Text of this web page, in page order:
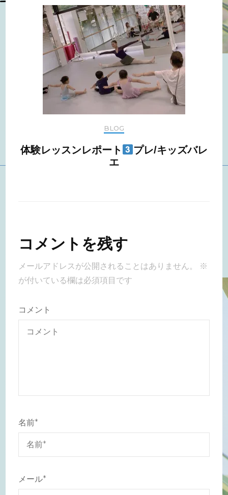
BLOG
体験レッスンレポート
プレ/キッズバレ
エ
コメントを残す
メールアドレスが公開されることはありません。
※
が付いている欄は必須項目です
コメント
名前*
メール*